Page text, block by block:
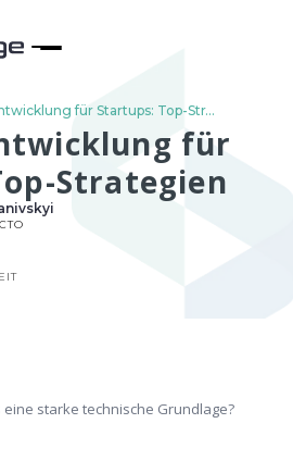
Softwareentwicklung für Startups: Top-Strategien
für
Strategien
starke technische Grundlage?